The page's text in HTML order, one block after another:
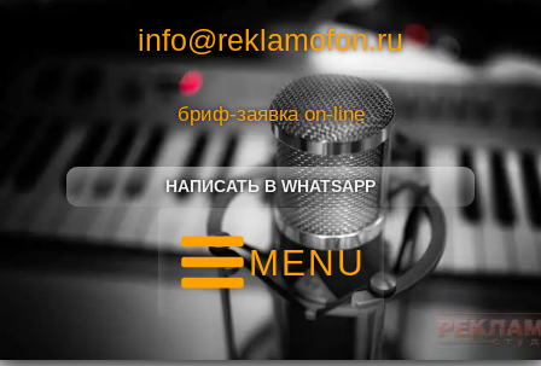
info@reklamofon.ru
бриф-заявка on-line
НАПИСАТЬ В WHATSAPP
MENU